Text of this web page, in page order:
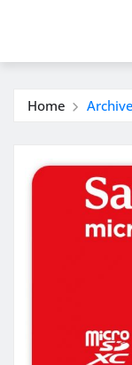
Home